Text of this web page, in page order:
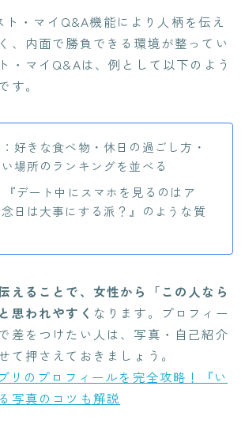
ト・マイQ&A機能により人柄を伝え
、内面で勝負できる環境が整ってい
・マイQ&Aは、例として以下のよう
す。
好きな食べ物・休日の過ごし方・
場所のランキングを並べる
デート中にスマホを見るのはア
念日は大事にする派？』のような質
えることで、女性から「この人なら
思われやすく なります。プロフィー
差をつけたい人は、写真・自己紹介
て押さえておきましょう。
リのプロフィールを完全攻略！『い
写真のコツも解説